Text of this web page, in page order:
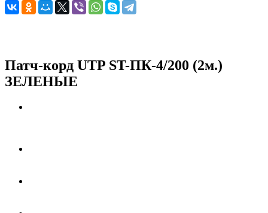
Патч-корд UTP ST-ПК-4/200 (2м.)
ЗЕЛЕНЫЕ